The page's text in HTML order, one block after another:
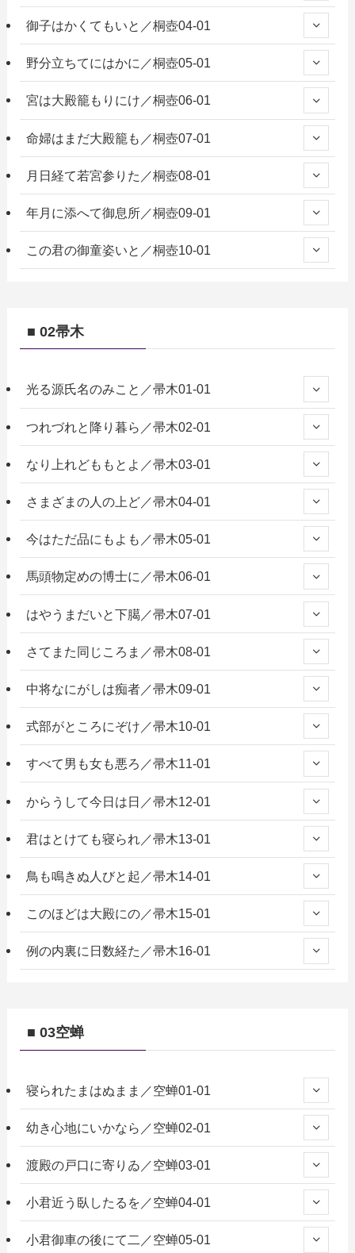
御子はかくてもいと／桐壺04-01
野分立ちてにはかに／桐壺05-01
宮は大殿籠もりにけ／桐壺06-01
命婦はまだ大殿籠も／桐壺07-01
月日経て若宮参りた／桐壺08-01
年月に添へて御息所／桐壺09-01
この君の御童姿いと／桐壺10-01
■ 02帚木
光る源氏名のみこと／帚木01-01
つれづれと降り暮ら／帚木02-01
なり上れどももとよ／帚木03-01
さまざまの人の上ど／帚木04-01
今はただ品にもよも／帚木05-01
馬頭物定めの博士に／帚木06-01
はやうまだいと下臈／帚木07-01
さてまた同じころま／帚木08-01
中将なにがしは痴者／帚木09-01
式部がところにぞけ／帚木10-01
すべて男も女も悪ろ／帚木11-01
からうして今日は日／帚木12-01
君はとけても寝られ／帚木13-01
鳥も鳴きぬ人びと起／帚木14-01
このほどは大殿にの／帚木15-01
例の内裏に日数経た／帚木16-01
■ 03空蝉
寝られたまはぬまま／空蝉01-01
幼き心地にいかなら／空蝉02-01
渡殿の戸口に寄りゐ／空蝉03-01
小君近う臥したるを／空蝉04-01
小君御車の後にて二／空蝉05-01